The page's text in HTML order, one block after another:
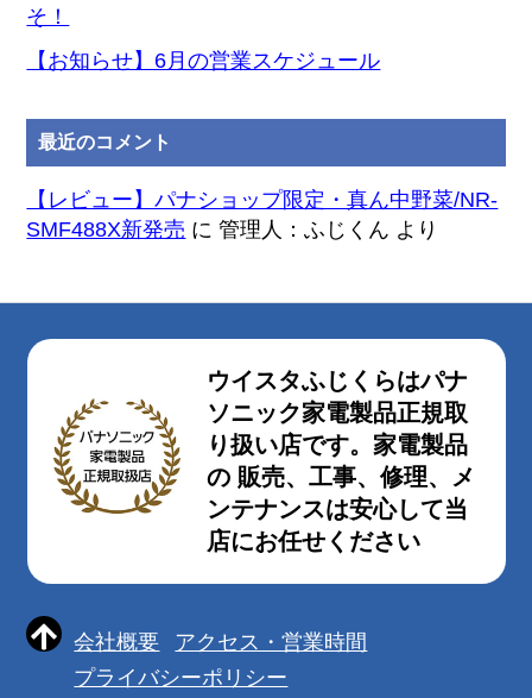
そ！
【お知らせ】6月の営業スケジュール
最近のコメント
【レビュー】パナショップ限定・真ん中野菜/NR-
SMF488X新発売 に管理人：ふじくん より
ウイスタふじくらはパナ
ソニック家電製品正規取
り扱い店です。家電製品
の 販売、工事、修理、メ
ンテナンスは安心して当
店にお任せください
会社概要
アクセス・営業時間
プライバシーポリシー